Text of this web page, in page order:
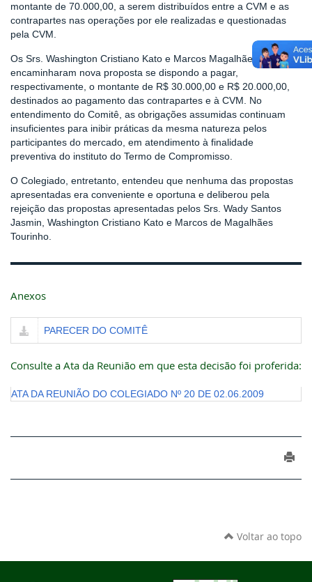
montante de 70.000,00, a serem distribuídos entre a CVM e as
contrapartes nas operações por ele realizadas e questionadas
pela CVM.
Os Srs. Washington Cristiano Kato e Marcos Magalhães Tourinho
encaminharam nova proposta se dispondo a pagar,
respectivamente, o montante de R$ 30.000,00 e R$ 20.000,00,
destinados ao pagamento das contrapartes e à CVM. No
entendimento do Comitê, as obrigações assumidas continuam
insuficientes para inibir práticas da mesma natureza pelos
participantes do mercado, em atendimento à finalidade
preventiva do instituto do Termo de Compromisso.
O Colegiado, entretanto, entendeu que nenhuma das propostas
apresentadas era conveniente e oportuna e deliberou pela
rejeição das propostas apresentadas pelos Srs. Wady Santos
Jasmin, Washington Cristiano Kato e Marcos de Magalhães
Tourinho.
Anexos
PARECER DO COMITÊ
Consulte a Ata da Reunião em que esta decisão foi proferida:
ATA DA REUNIÃO DO COLEGIADO Nº 20 DE 02.06.2009
Voltar ao topo